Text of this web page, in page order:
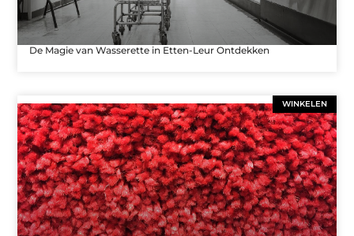
De Magie van Wasserette in Etten-Leur Ontdekken
WINKELEN